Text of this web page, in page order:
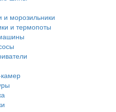
и морозильники
и термопоты